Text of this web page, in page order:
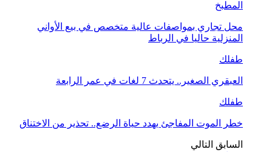
المطبخ
محل تجاري بمواصفات عالية متخصص في بيع الأواني
المنزلية حاليا في الرباط
طفلك
العبقري الصغير.. يتحدث 7 لغات في عمر الرابعة
طفلك
خطر الموت المفاجئ يهدد حياة الرضع.. تحذير من الاختناق
السابق التالي